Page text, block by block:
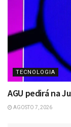
TECNOLOGIA
AGU pedirá na
AGOSTO 7, 2026